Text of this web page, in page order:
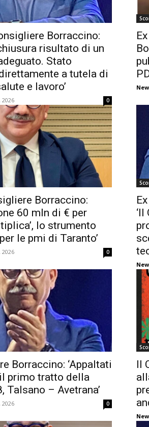
Borraccino:
risultato di un
Stato
a tutela di
e lavoro’
2026 0
Borraccino:
60 mln di € per
lo strumento
le pmi di Taranto’
2026 0
Borraccino: ‘Appaltati
primo tratto della
Talsano – Avetrana’
2026 0
Il